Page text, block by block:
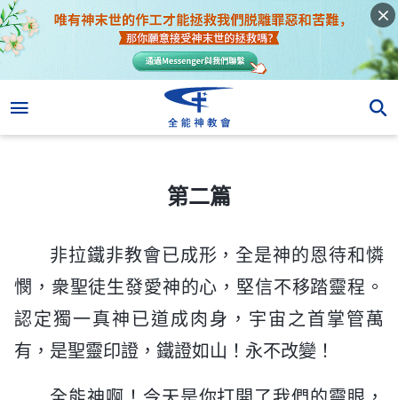
第二篇
非拉鐵非教會已成形，全是神的恩待和憐
憫，衆聖徒生發愛神的心，堅信不移踏靈程。
認定獨一真神已道成肉身，宇宙之首掌管萬
有，是聖靈印證，鐵證如山！永不改變！